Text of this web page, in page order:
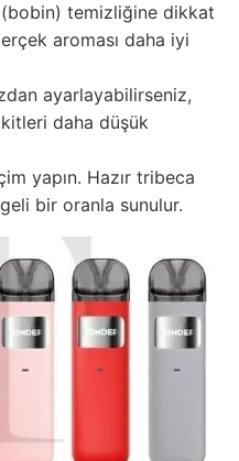
temizliğine dikkat
aroması daha iyi
ayarlayabilirseniz,
daha düşük
yapın. Hazır tribeca
bir oranla sunulur.